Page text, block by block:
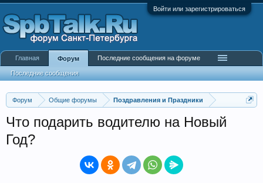
Войти или зарегистрироваться
Форум Общие форумы Поздравления и Праздники
Что подарить водителю на Новый
Год?
Главная Форум
Последние сообщения
Последние сообщения на форуме